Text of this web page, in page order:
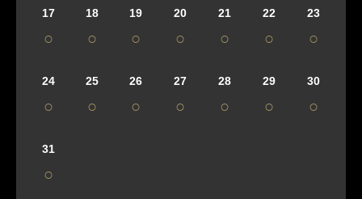
17
○
18
○
19
○
20
○
21
○
22
○
23
○
24
○
25
○
26
○
27
○
28
○
29
○
30
○
31
○